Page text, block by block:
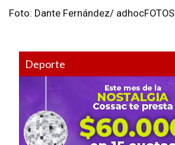
Foto: Dante Fernández/ adhocFOTOS
Deporte